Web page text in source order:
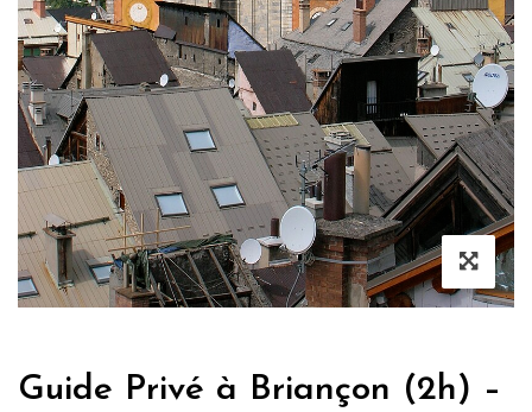
Guide Privé à Briançon (2h) –